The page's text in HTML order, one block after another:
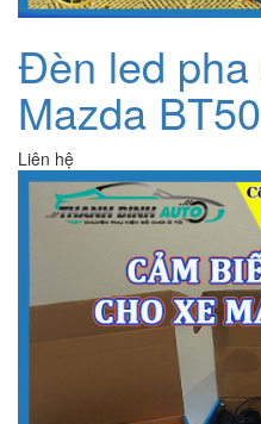
Đèn led pha
Mazda BT50
Liên hệ